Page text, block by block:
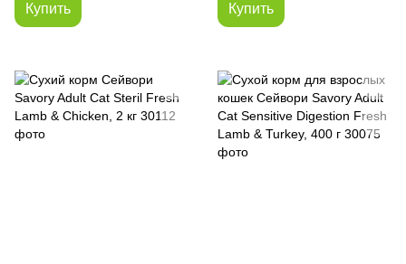
Купить Купить